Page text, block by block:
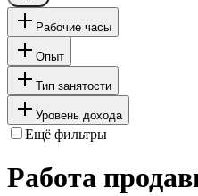
Рабочие часы
Опыт
Тип занятости
Уровень дохода
Ещё фильтры
Работа